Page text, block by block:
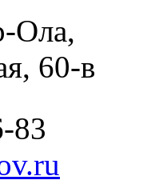
Ола,
60-в
83